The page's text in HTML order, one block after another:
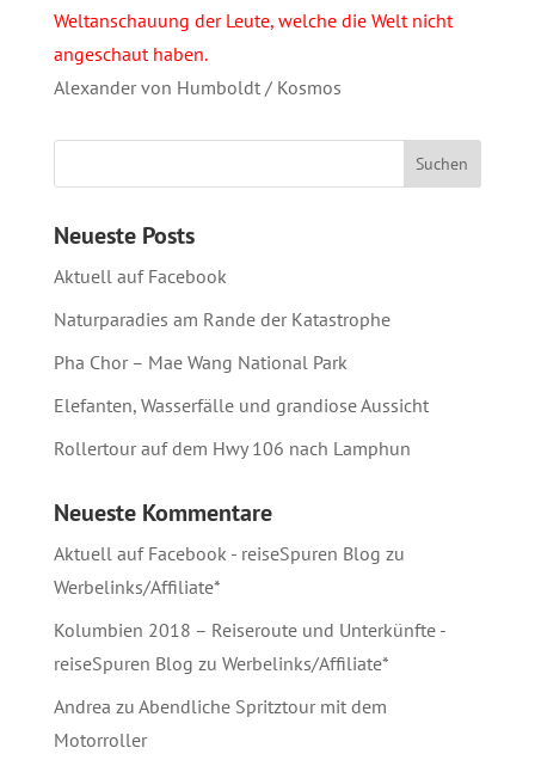
Weltanschauung der Leute, welche die Welt nicht
angeschaut haben.
Alexander von Humboldt / Kosmos
Neueste Posts
Aktuell auf Facebook
Naturparadies am Rande der Katastrophe
Pha Chor – Mae Wang National Park
Elefanten, Wasserfälle und grandiose Aussicht
Rollertour auf dem Hwy 106 nach Lamphun
Neueste Kommentare
Aktuell auf Facebook - reiseSpuren Blog zu
Werbelinks/Affiliate*
Kolumbien 2018 – Reiseroute und Unterkünfte -
reiseSpuren Blog zu Werbelinks/Affiliate*
Andrea zu Abendliche Spritztour mit dem
Motorroller